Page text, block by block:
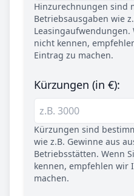
Hinzurechnungen sind
Betriebsausgaben wie
Leasingaufwendungen.
nicht kennen,
Eintrag zu machen.
Kürzungen (in €):
Kürzungen sind
wie z.B. Gewinne aus
Betriebsstätten. Wenn
kennen, empfehlen wir
machen.